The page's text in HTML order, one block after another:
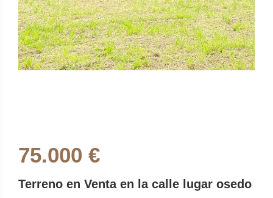
75.000 €
Terreno en Venta en la calle lugar osedo